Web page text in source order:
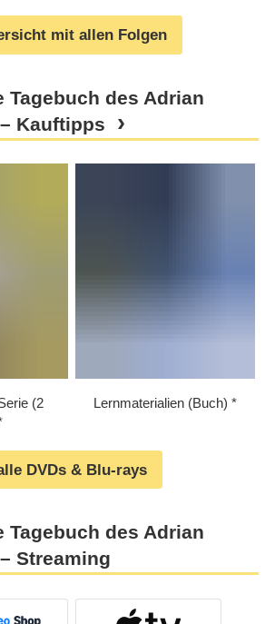
mit allen Folgen
Tagebuch des Adrian
Kauftipps
(2
Lernmaterialien (Buch)
DVDs & Blu-rays
Tagebuch des Adrian
Streaming